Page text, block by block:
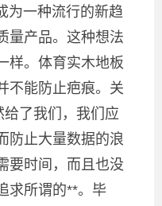
为一种流行的新趋
量产品。这种想法
样。体育实木地板
不能防止疤痕。关
给了我们，我们应
防止大量数据的浪
要时间，而且也没
求所谓的**。毕